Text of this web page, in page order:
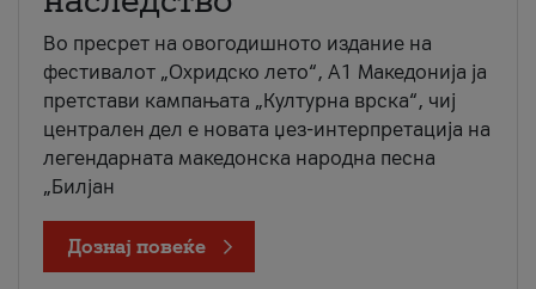
Во пресрет на овогодишното издание на
фестивалот „Охридско лето“, А1 Македонија ја
претстави кампањата „Културна врска“, чиј
централен дел е новата џез-интерпретација на
легендарната македонска народна песна
„Билјан
Дознај повеќе